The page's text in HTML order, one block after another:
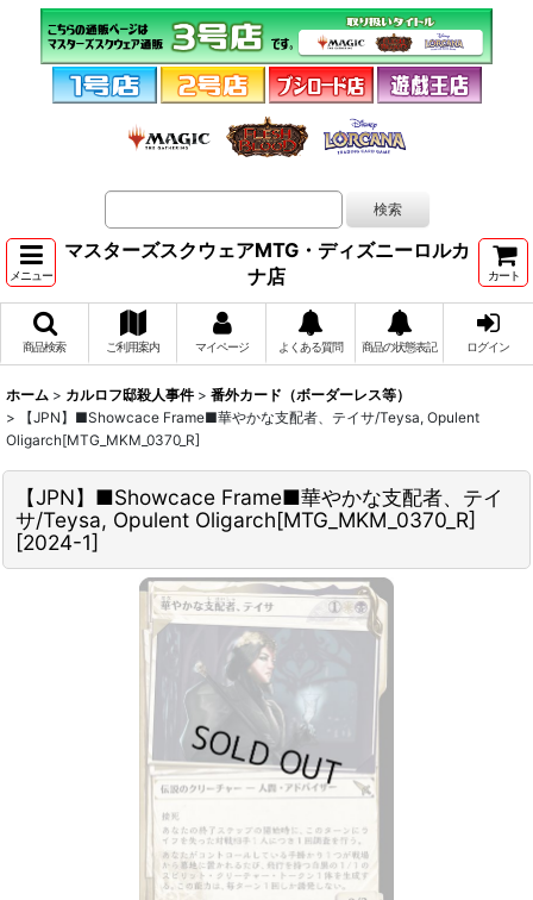
メニュー
マスターズスクウェアMTG・ディズニーロルカ
ナ店
カート
商品検索 ご利用案内 マイページ よくある質問 商品の状態表記 ログイン
ホーム > カルロフ邸殺人事件 > 番外カード（ボーダーレス等）
>
【JPN】■Showcace Frame■華やかな支配者、テイサ/Teysa, Opulent
Oligarch[MTG_MKM_0370_R]
【JPN】■Showcace Frame■華やかな支配者、テイ
サ/Teysa, Opulent Oligarch[MTG_MKM_0370_R]
[2024-1]